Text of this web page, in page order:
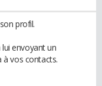
profil.
envoyant un
à vos contacts.